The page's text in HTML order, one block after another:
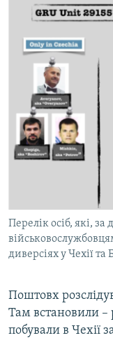
Перелік осіб, які,
диверсіях у Чехії та
Поштовх
Там встановили –
побували в Чехії